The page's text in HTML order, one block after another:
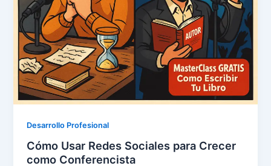
Desarrollo Profesional
Cómo Usar Redes Sociales para Crecer
como Conferencista